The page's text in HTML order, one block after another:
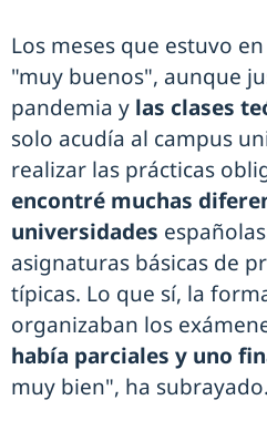
Los meses que estuvo
"muy buenos", aunque
pandemia y las clases
solo acudía al campus
realizar las prácticas
encontré muchas
universidades
asignaturas básicas de
típicas. Lo que sí, la
organizaban los
había parciales y uno
muy bien", ha subrayado.